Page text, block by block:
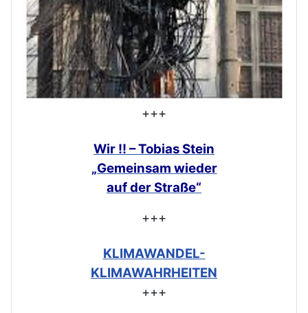
+++
Wir !! – Tobias Stein
„Gemeinsam wieder
auf der Straße“
+++
KLIMAWANDEL-
KLIMAWAHRHEITEN
+++